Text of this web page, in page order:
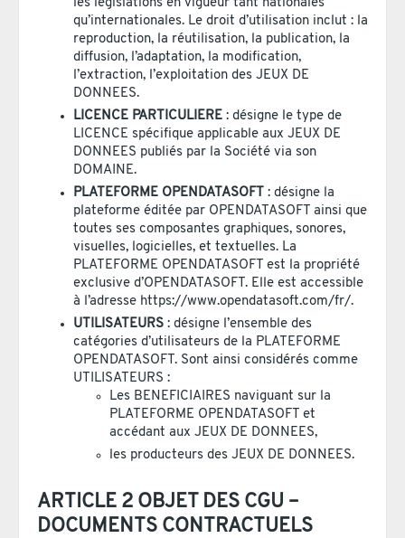
les législations en vigueur tant nationales
qu’internationales. Le droit d’utilisation inclut : la
reproduction, la réutilisation, la publication, la
diffusion, l’adaptation, la modification,
l’extraction, l’exploitation des JEUX DE
DONNEES.
LICENCE PARTICULIERE : désigne le type de
LICENCE spécifique applicable aux JEUX DE
DONNEES publiés par la Société via son
DOMAINE.
PLATEFORME OPENDATASOFT
: désigne la
plateforme éditée par OPENDATASOFT ainsi que
toutes ses composantes graphiques, sonores,
visuelles, logicielles, et textuelles. La
PLATEFORME OPENDATASOFT est la propriété
exclusive d’OPENDATASOFT. Elle est accessible
à l’adresse https://www.opendatasoft.com/fr/.
UTILISATEURS : désigne l’ensemble des
catégories d’utilisateurs de la PLATEFORME
OPENDATASOFT. Sont ainsi considérés comme
UTILISATEURS :
Les BENEFICIAIRES naviguant sur la
PLATEFORME OPENDATASOFT et
accédant aux JEUX DE DONNEES,
les producteurs des JEUX DE DONNEES.
ARTICLE 2 OBJET DES CGU –
DOCUMENTS CONTRACTUELS